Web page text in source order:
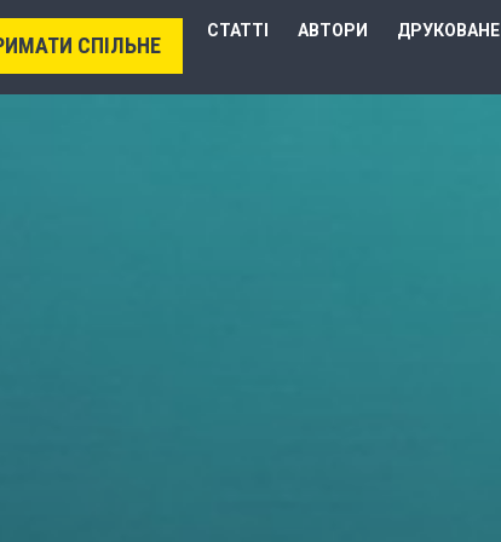
СПІЛЬНЕ
СТАТТІ АВТОРИ ДРУКОВАНЕ